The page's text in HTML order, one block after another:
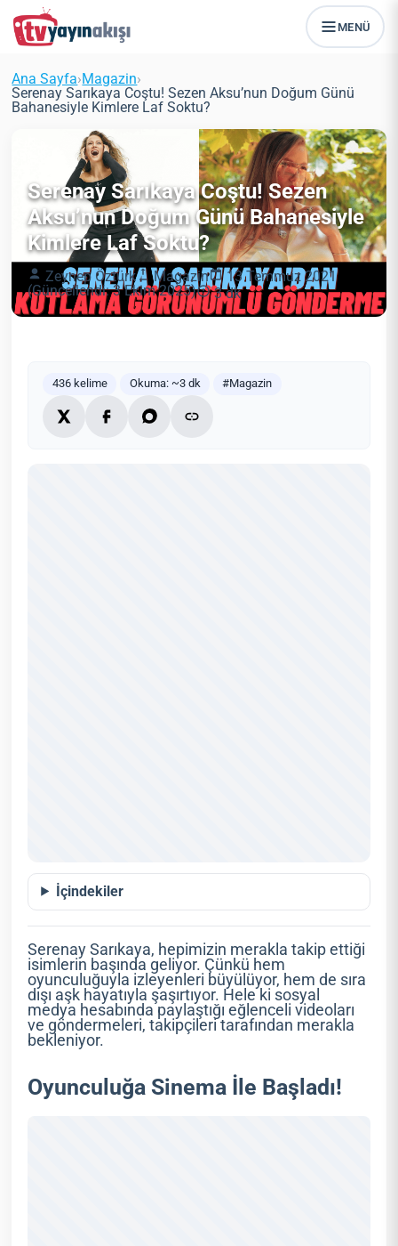
MENÜ
Ana Sayfa›Magazin›
Serenay Sarıkaya Coştu! Sezen Aksu’nun Doğum Günü
Bahanesiyle Kimlere Laf Soktu?
Serenay Sarıkaya Coştu! Sezen
Aksu’nun Doğum Günü Bahanesiyle
Kimlere Laf Soktu?
Zeynep Öztürk Magazin
13 Temmuz 2021
(Güncellendi: 3 Ekim 2025)
3 dk
436 kelime Okuma: ~3 dk #Magazin
İçindekiler
Serenay Sarıkaya, hepimizin merakla takip ettiği
isimlerin başında geliyor. Çünkü hem
oyunculuğuyla izleyenleri büyülüyor, hem de sıra
dışı aşk hayatıyla şaşırtıyor. Hele ki sosyal
medya hesabında paylaştığı eğlenceli videoları
ve göndermeleri, takipçileri tarafından merakla
bekleniyor.
Oyunculuğa Sinema İle Başladı!